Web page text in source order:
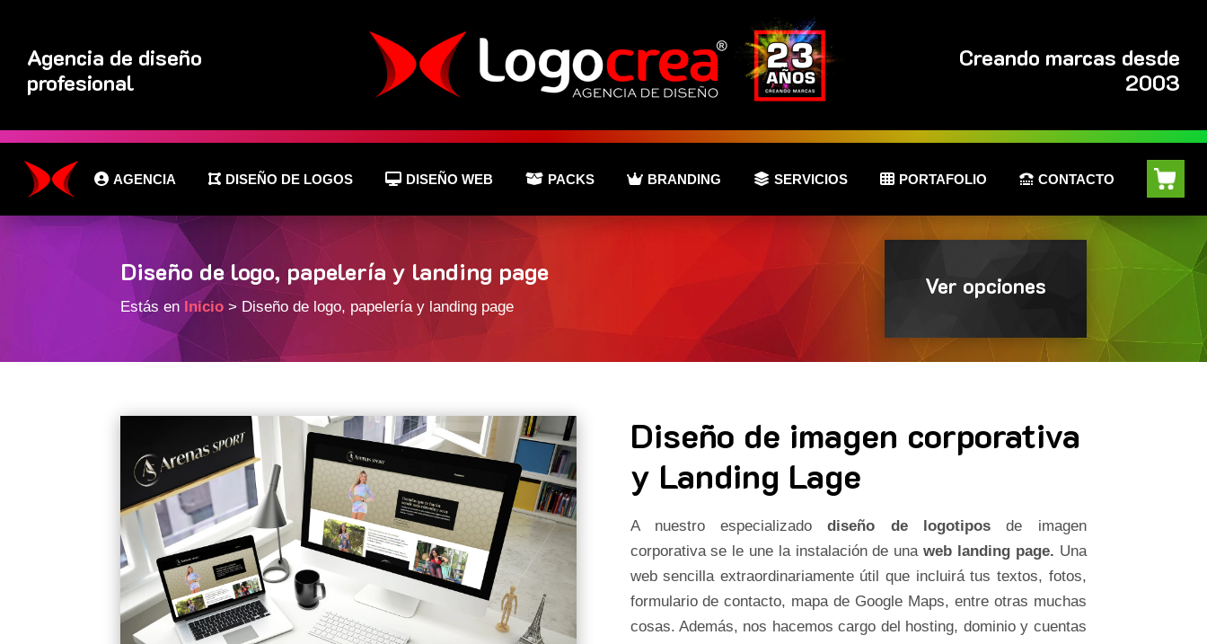
Agencia de diseño
profesional
Creando marcas desde
2003
AGENCIA DISEÑO DE LOGOS DISEÑO WEB PACKS BRANDING SERVICIOS PORTAFOLIO CONTACTO
Diseño de logo, papelería y landing page
Estás en Inicio> Diseño de logo, papelería y landing page
Ver opciones
Diseño de imagen corporativa
y Landing Lage
A nuestro especializadodiseño de logotipos de imagen
corporativa se le une la instalación de unaweb landing page. Una
web sencilla extraordinariamente útil que incluirá tus textos, fotos,
formulario de contacto, mapa de Google Maps, entre otras muchas
cosas. Además, nos hacemos cargo del hosting, dominio y cuentas